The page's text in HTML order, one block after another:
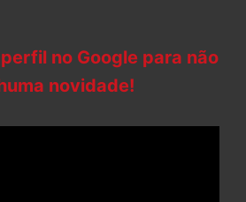
no Google para não
novidade!